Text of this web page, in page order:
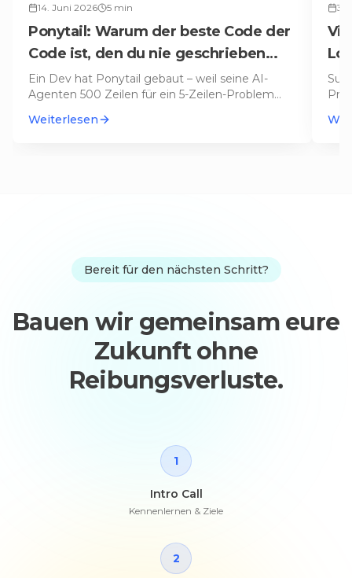
14. Juni 2026 5 min
Ponytail: Warum der beste Code der
Code ist, den du nie geschrieben
hast
Ein Dev hat Ponytail gebaut – weil seine AI-
Agenten 500 Zeilen für ein 5-Zeilen-Problem
Weiterlesen
3.
Bereit für den nächsten Schritt?
Bauen wir gemeinsam eure
Zukunft ohne
Reibungsverluste.
1
Intro Call
Kennenlernen & Ziele
2